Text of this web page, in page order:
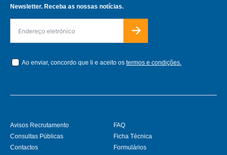
Newsletter. Receba as nossas notícias.
Ao enviar, concordo que li e aceito os termos e condições.
Avisos Recrutamento
Consultas Públicas
Contactos
FAQ
Ficha Técnica
Formulários